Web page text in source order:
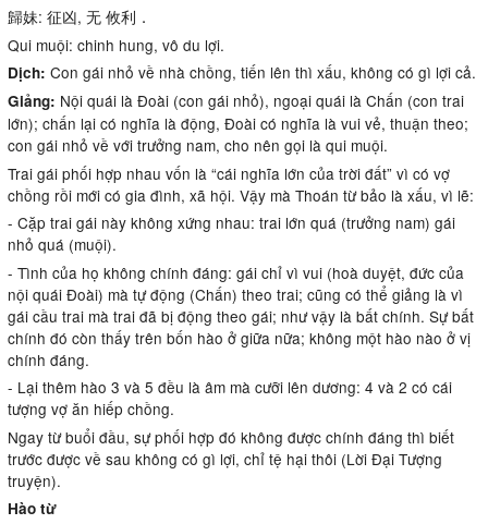
歸妹: 征凶, 无 攸利．
Qui muội: chinh hung, vô du lợi.
Dịch: Con gái nhỏ về nhà chồng, tiến lên thì xấu, không có gì lợi cả.
Giảng: Nội quái là Đoài (con gái nhỏ), ngoại quái là Chấn (con trai
lớn); chấn lại có nghĩa là động, Đoài có nghĩa là vui vẻ, thuận theo;
con gái nhỏ về với trưởng nam, cho nên gọi là qui muội.
Trai gái phối hợp nhau vốn là “cái nghĩa lớn của trời đất” vì có vợ
chồng rồi mới có gia đình, xã hội. Vậy mà Thoán từ bảo là xấu, vì lẽ:
- Cặp trai gái này không xứng nhau: trai lớn quá (trưởng nam) gái
nhỏ quá (muội).
- Tình của họ không chính đáng: gái chỉ vì vui (hoà duyệt, đức của
nội quái Ðoài) mà tự động (Chấn) theo trai; cũng có thể giảng là vì
gái cầu trai mà trai đã bị động theo gái; như vậy là bất chính. Sự bất
chính đó còn thấy trên bốn hào ở giữa nữa; không một hào nào ở vị
chính đáng.
- Lại thêm hào 3 và 5 đều là âm mà cưỡi lên dương: 4 và 2 có cái
tượng vợ ăn hiếp chồng.
Ngay từ buổi đầu, sự phối hợp đó không được chính đáng thì biết
trước được về sau không có gì lợi, chỉ tệ hại thôi (Lời Đại Tượng
truyện).
Hào từ